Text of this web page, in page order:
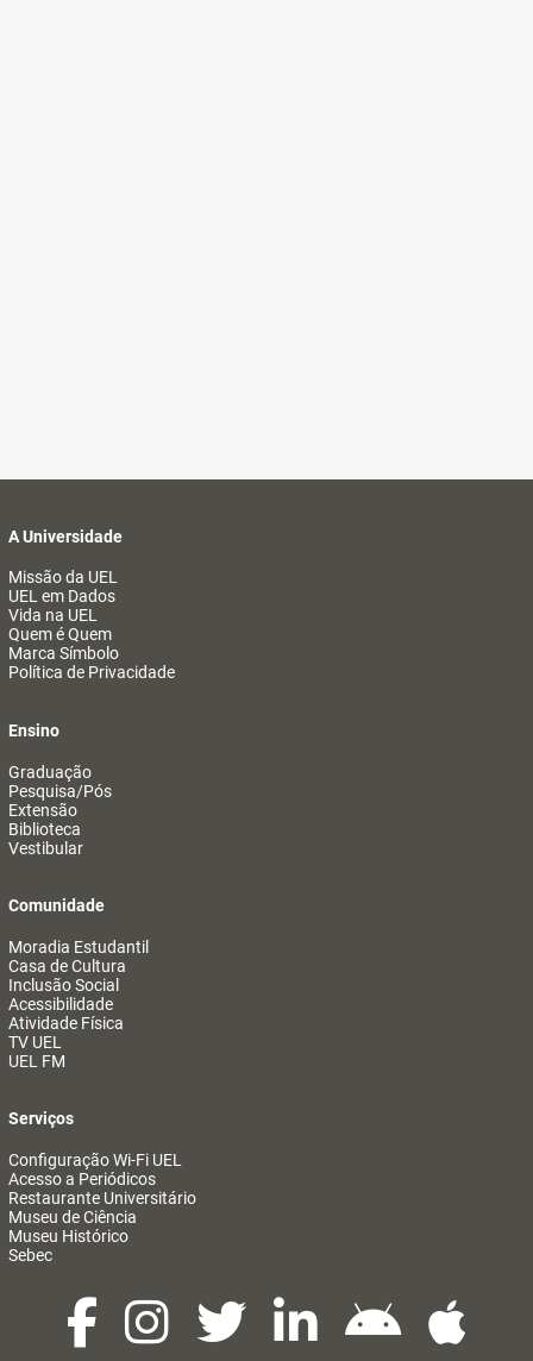
A Universidade
Missão da UEL
UEL em Dados
Vida na UEL
Quem é Quem
Marca Símbolo
Política de Privacidade
Ensino
Graduação
Pesquisa/Pós
Extensão
Biblioteca
Vestibular
Comunidade
Moradia Estudantil
Casa de Cultura
Inclusão Social
Acessibilidade
Atividade Física
TV UEL
UEL FM
Serviços
Configuração Wi-Fi UEL
Acesso a Periódicos
Restaurante Universitário
Museu de Ciência
Museu Histórico
Sebec